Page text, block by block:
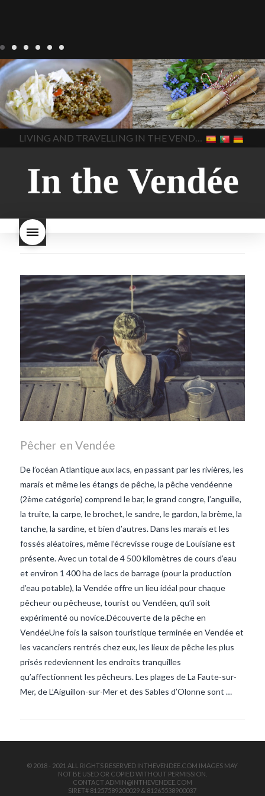
Notre cuisine
agriculture-
vendee comment cuisiner
les lentilles vertes cuisine-
vendue
cuisiner en France
cuisiner-avec-des-
ingrédients-vendus
cultures-vendues-lentilles la
cuisine au printemps la
cuisine avec les lentilles la
en vacances
lentilles vertes
lentilles vertes et boulgour
lentilles vertes-vendues les
grossir les lentilles vertes
sont-elles bonnes pour la
santé les lentilles vertes
sont-elles bonnes pour vous
repas d'été repas de
printemps salade d'endives
salade de lentilles vertes
taboulé
taboulé et lentilles
vertes
In The Vendee
Notre cuisine asperges
asperges-a-la-flamande
asperges-blanches
asperges-pour-le-petit-
déjeuner asperges-
saisonnières asperges-
sauce-crème asperges-
soup carbonara-
végétarienne cuisine
saisonnière
cuisine-locale
cuisine-maison européenne
cuisine-maison-france
In The Vendee
Pêcher en Vendée
De l’océan Atlantique aux lacs, en passant par les rivières, les
marais et même les étangs de pêche, la pêche vendéenne
(2ème catégorie) comprend le bar, le grand congre, l’anguille,
la truite, la carpe, le brochet, le sandre, le gardon, la brème, la
tanche, la sardine, et bien d’autres. Dans les marais et les
fossés aléatoires, même l’écrevisse rouge de Louisiane est
présente. Avec un total de 4 500 kilomètres de cours d’eau
et environ 1 400 ha de lacs de barrage (pour la production
d’eau potable), la Vendée offre un lieu idéal pour chaque
pêcheur ou pêcheuse, tourist ou Vendéen, qu’il soit
expérimenté ou novice.Découverte de la pêche en
VendéeUne fois la saison touristique terminée en Vendée et
les vacanciers rentrés chez eux, les lieux de pêche les plus
prisés redeviennent les endroits tranquilles
qu’affectionnent les pêcheurs. Les plages de La Faute-sur-
Mer, de L’Aiguillon-sur-Mer et des Sables d’Olonne sont …
© 2018 - 2021 ALL RIGHTS RESERVED INTHEVENDEE.COM IMAGES MAY
NOT BE USED OR COPIED WITHOUT PERMISSION.
CONTACT ADMIN@INTHEVENDEE.COM
SIRET# 81257589200029 & 81265538900037